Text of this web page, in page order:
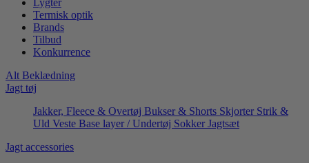
Termisk optik
Brands
Tilbud
Konkurrence
Alt Beklædning
Jagt tøj
Jakker, Fleece & Overtøj Bukser & Shorts Skjorter Strik &
Uld Veste Base layer / Undertøj Sokker Jagtsæt
Jagt accessories